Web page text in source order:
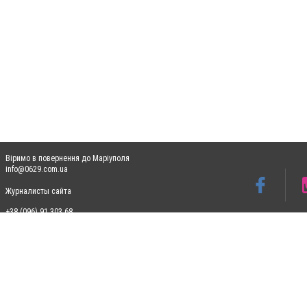
Віримо в повернення до Маріуполя
info@0629.com.ua
Журналисты сайта
+38 (096) 91 303 68